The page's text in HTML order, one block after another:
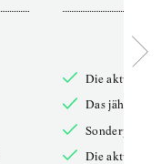
Die aktuelle
Das jährliche
Die aktuelle